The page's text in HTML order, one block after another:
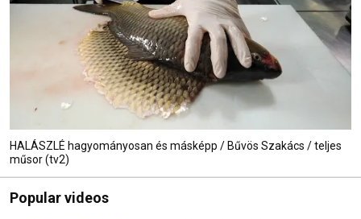
HALÁSZLÉ hagyományosan és másképp / Bűvös Szakács / teljes
műsor (tv2)
Popular videos